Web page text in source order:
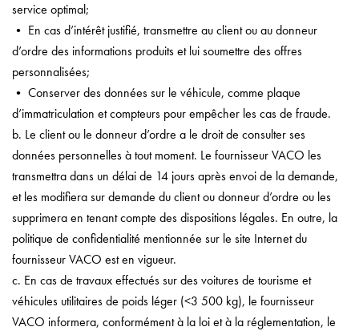
service optimal;
• En cas d’intérêt justifié, transmettre au client ou au donneur
d’ordre des informations produits et lui soumettre des offres
personnalisées;
• Conserver des données sur le véhicule, comme plaque
d’immatriculation et compteurs pour empêcher les cas de fraude.
b. Le client ou le donneur d’ordre a le droit de consulter ses
données personnelles à tout moment. Le fournisseur VACO les
transmettra dans un délai de 14 jours après envoi de la demande,
et les modifiera sur demande du client ou donneur d’ordre ou les
supprimera en tenant compte des dispositions légales. En outre, la
politique de confidentialité mentionnée sur le site Internet du
fournisseur VACO est en vigueur.
c. En cas de travaux effectués sur des voitures de tourisme et
véhicules utilitaires de poids léger (<3 500 kg), le fournisseur
VACO informera, conformément à la loi et à la réglementation, le